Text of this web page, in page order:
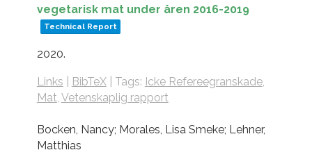
vegetarisk mat under åren 2016-2019
Technical Report
2020.
Links BibTeX| Tags: Icke Refereegranskade,
Mat, Vetenskaplig rapport
Bocken, Nancy; Morales, Lisa Smeke; Lehner,
Matthias